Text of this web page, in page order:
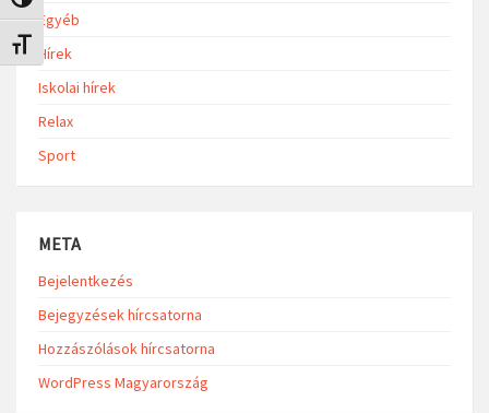
Betűméret váltása
Egyéb
Hírek
Iskolai hírek
Relax
Sport
META
Bejelentkezés
Bejegyzések hírcsatorna
Hozzászólások hírcsatorna
WordPress Magyarország